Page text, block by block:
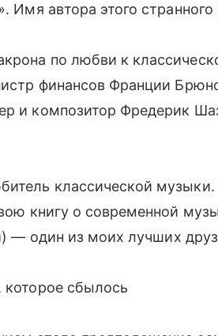
Имя автора этого
по любви к
финансов Франции
и композитор Фредерик
классической
книгу о современной
— один из моих лучших
сбылось